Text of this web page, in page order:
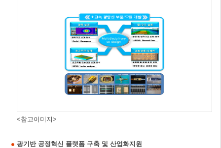
<참고이미지>
광기반 공정혁신 플랫폼 구축 및 산업화지원